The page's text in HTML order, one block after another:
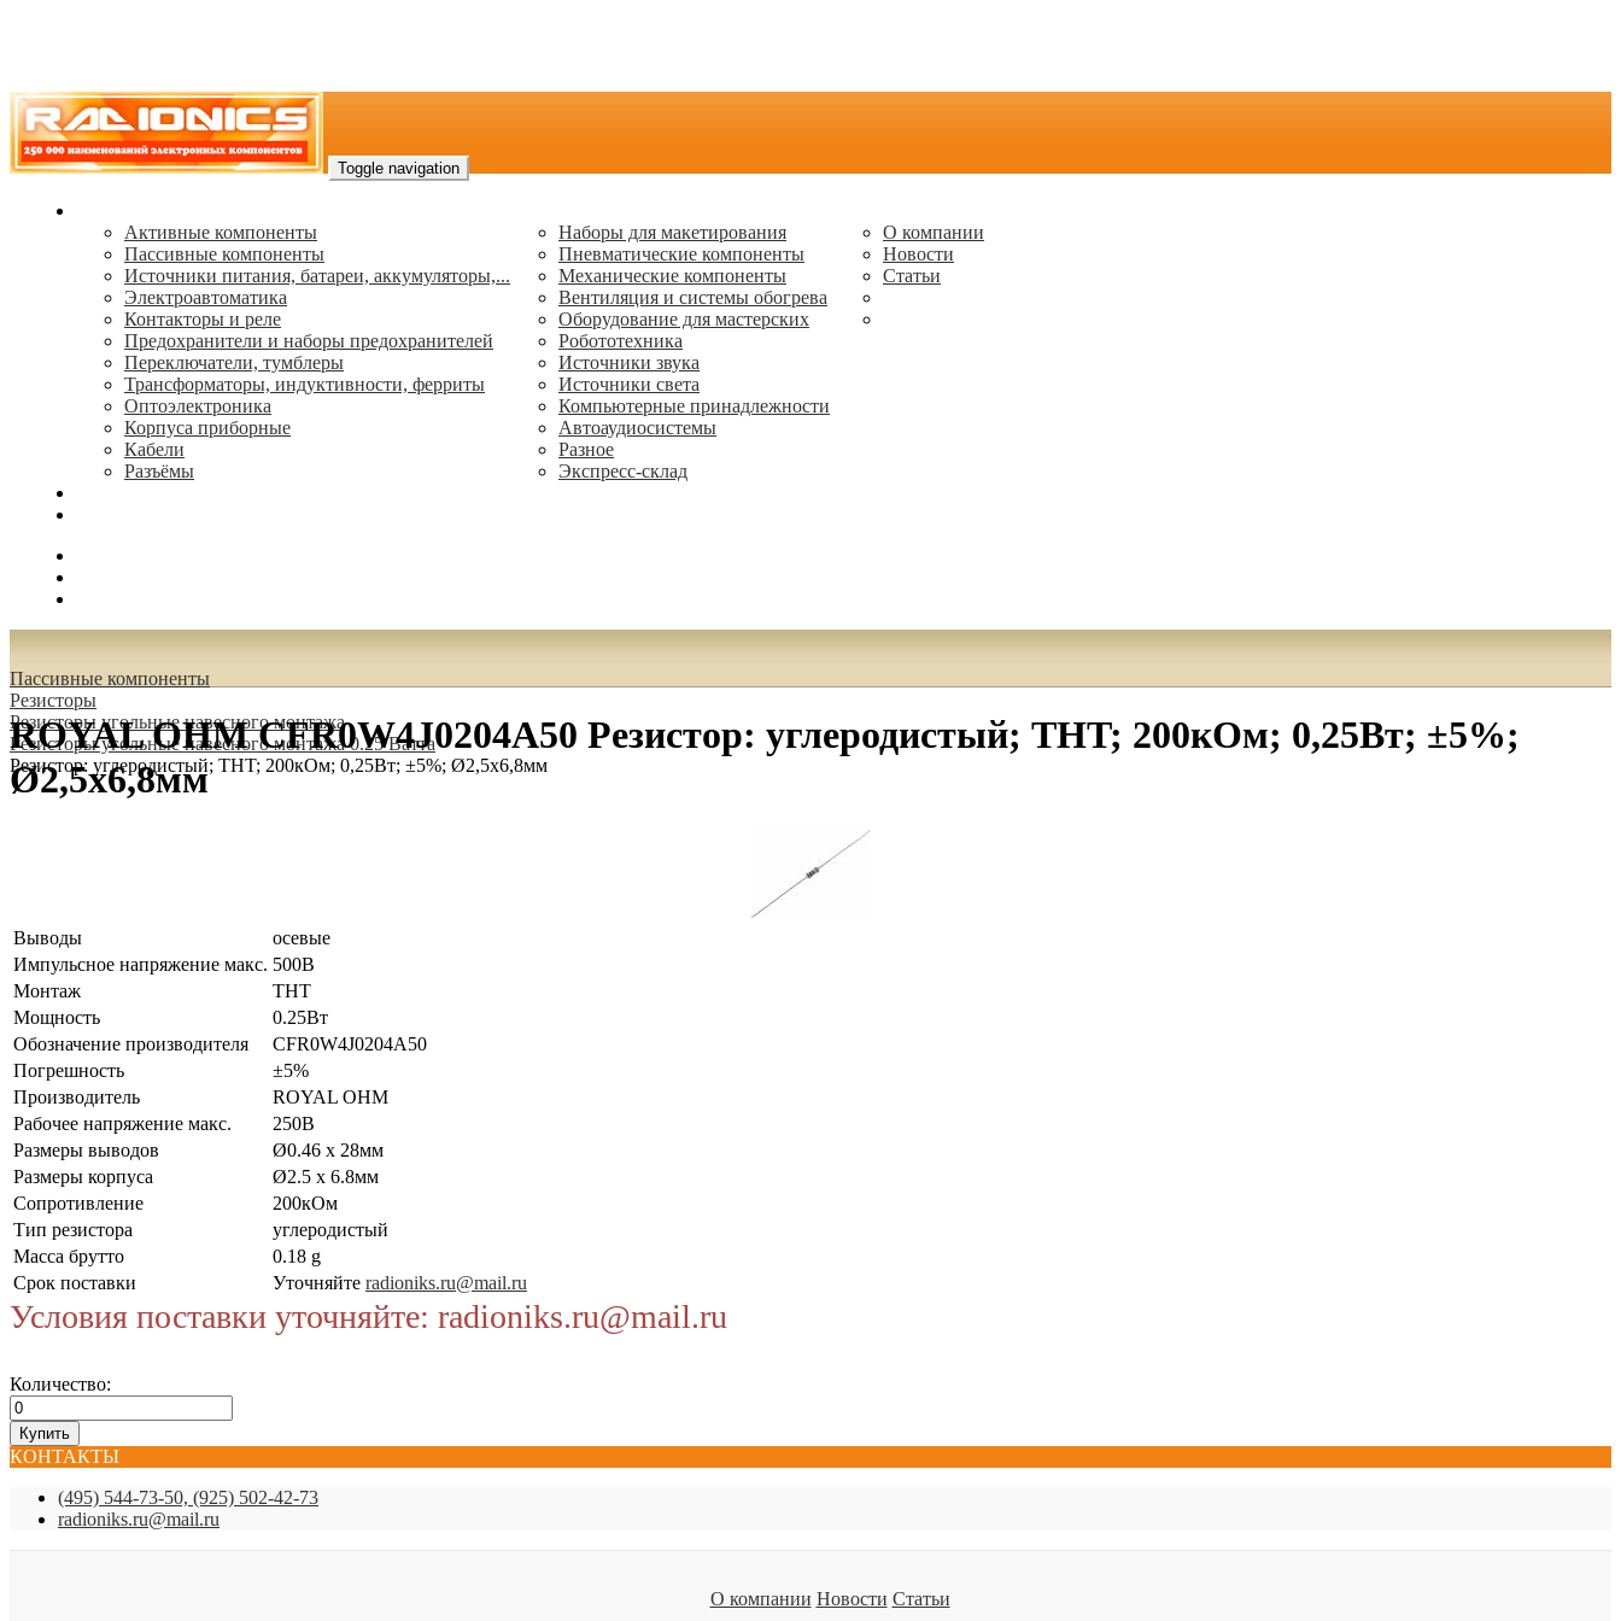
Toggle navigation
Активные компоненты
Пассивные компоненты
Источники питания, батареи, аккумуляторы,...
Электроавтоматика
Контакторы и реле
Предохранители и наборы предохранителей
Переключатели, тумблеры
Трансформаторы, индуктивности, ферриты
Oптоэлектроника
Корпуса приборные
Кабели
Разъёмы
Наборы для макетирования
Пневматические компоненты
Механические компоненты
Вентиляция и системы обогрева
Оборудование для мастерских
Робототехника
Источники звука
Источники света
Компьютерные принадлежности
Автоаудиосистемы
Разное
Экспресс-склад
О компании
Новости
Статьи
Пассивные компоненты
Резисторы
Резисторы угольные навесного монтажа
Резисторы угольные навесного монтажа 0.25 Ватта
Резистор: углеродистый; THT; 200кОм; 0,25Вт; ±5%; Ø2,5x6,8мм
ROYAL OHM CFR0W4J0204A50 Резистор: углеродистый; THT; 200кОм; 0,25Вт; ±5%;
Ø2,5x6,8мм
Выводы
осевые
Импульсное напряжение макс. 500В
Монтаж
THT
Мощность
0.25Вт
Обозначение производителя
CFR0W4J0204A50
Погрешность
±5%
Производитель
ROYAL OHM
Рабочее напряжение макс.
250В
Размеры выводов
Ø0.46 x 28мм
Размеры корпуса
Ø2.5 x 6.8мм
Сопротивление
200кОм
Тип резистора
углеродистый
Масса брутто
0.18 g
Срок поставки
Уточняйте radioniks.ru@mail.ru
Условия поставки уточняйте: radioniks.ru@mail.ru
Количество:
КОНТАКТЫ
(495) 544-73-50, (925) 502-42-73
radioniks.ru@mail.ru
О компании Новости Статьи